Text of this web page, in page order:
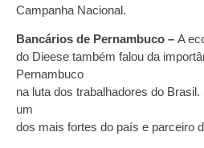
Campanha Nacional.
Bancários de Pernambuco – A
do Dieese também falou da
Pernambuco
na luta dos trabalhadores do
um
dos mais fortes do país e parceiro